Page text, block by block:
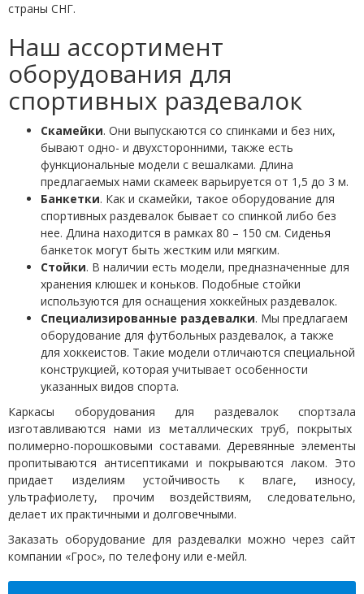
страны СНГ.
Наш ассортимент
оборудования для
спортивных раздевалок
Скамейки. Они выпускаются со спинками и без них,
бывают одно- и двухсторонними, также есть
функциональные модели с вешалками. Длина
предлагаемых нами скамеек варьируется от 1,5 до 3 м.
Банкетки. Как и скамейки, такое оборудование для
спортивных раздевалок бывает со спинкой либо без
нее. Длина находится в рамках 80 – 150 см. Сиденья
банкеток могут быть жестким или мягким.
Стойки. В наличии есть модели, предназначенные для
хранения клюшек и коньков. Подобные стойки
используются для оснащения хоккейных раздевалок.
Специализированные раздевалки. Мы предлагаем
оборудование для футбольных раздевалок, а также
для хоккеистов. Такие модели отличаются специальной
конструкцией, которая учитывает особенности
указанных видов спорта.
Каркасы оборудования для раздевалок спортзала
изготавливаются нами из металлических труб, покрытых
полимерно-порошковыми составами. Деревянные элементы
пропитываются антисептиками и покрываются лаком. Это
придает изделиям устойчивость к влаге, износу,
ультрафиолету, прочим воздействиям, следовательно,
делает их практичными и долговечными.
Заказать оборудование для раздевалки можно через сайт
компании «Грос», по телефону или е-мейл.